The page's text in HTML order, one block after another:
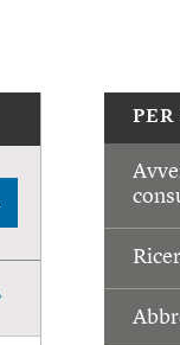
PER